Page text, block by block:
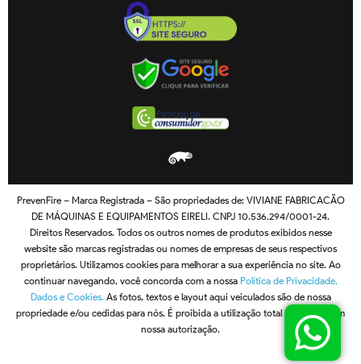
PrevenFire – Marca Registrada – São propriedades de: VIVIANE FABRICACÃO
DE MÁQUINAS E EQUIPAMENTOS EIRELI. CNPJ 10.536.294/0001-24.
Direitos Reservados. Todos os outros nomes de produtos exibidos nesse
website são marcas registradas ou nomes de empresas de seus respectivos
proprietários. Utilizamos cookies para melhorar a sua experiência no site. Ao
continuar navegando, você concorda com a nossa Política de Privacidade,
Dados e Cookies. As fotos, textos e layout aqui veiculados são de nossa
propriedade e/ou cedidas para nós. É proibida a utilização total ou parcial sem
nossa autorização.